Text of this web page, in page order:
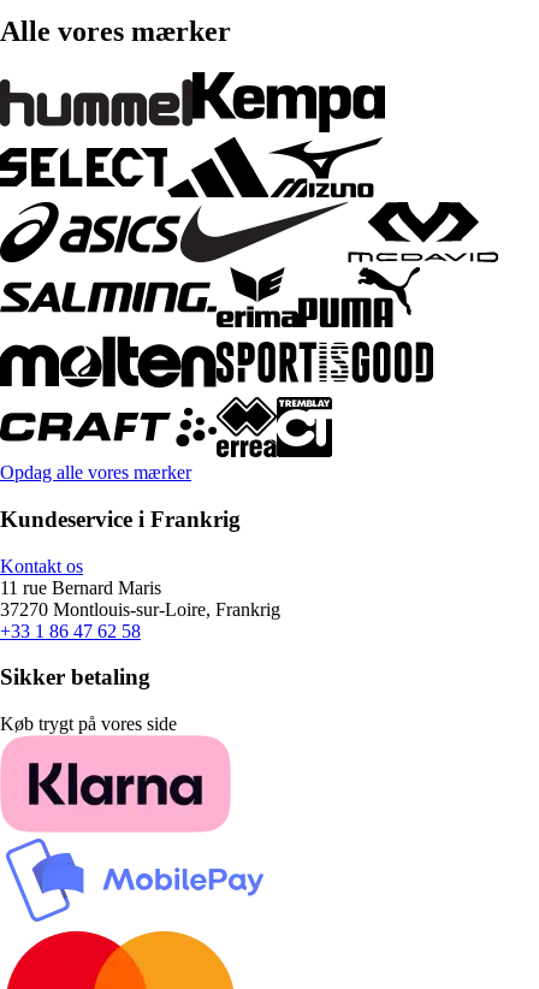
Alle vores mærker
Opdag alle vores mærker
Kundeservice i Frankrig
Kontakt os
11 rue Bernard Maris
37270 Montlouis-sur-Loire, Frankrig
+33 1 86 47 62 58
Sikker betaling
Køb trygt på vores side